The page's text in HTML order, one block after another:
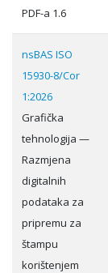
PDF-a 1.6
nsBAS ISO
15930-8/Cor
1:2026
Grafička
tehnologija —
Razmjena
digitalnih
podataka za
pripremu za
štampu
korištenjem